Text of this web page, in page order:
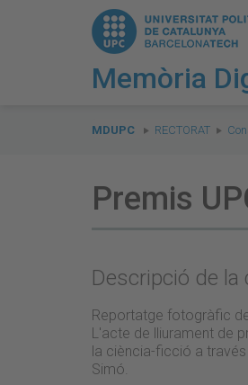
Memòria
are
MDUPC RECTORAT
Premis
Descripció de la
Reportatge fotogràfic
L'acte de lliurament de
la ciència-ficció a través
Simó.